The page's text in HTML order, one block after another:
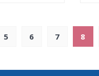
5 6 7 8